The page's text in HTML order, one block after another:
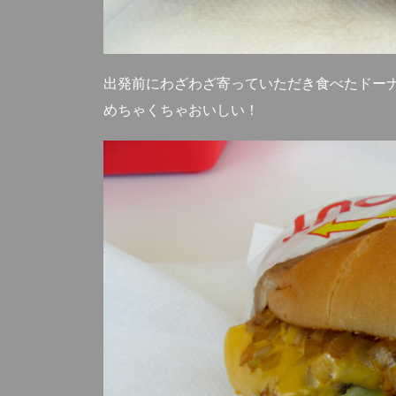
出発前にわざわざ寄っていただき食べたドー
めちゃくちゃおいしい！